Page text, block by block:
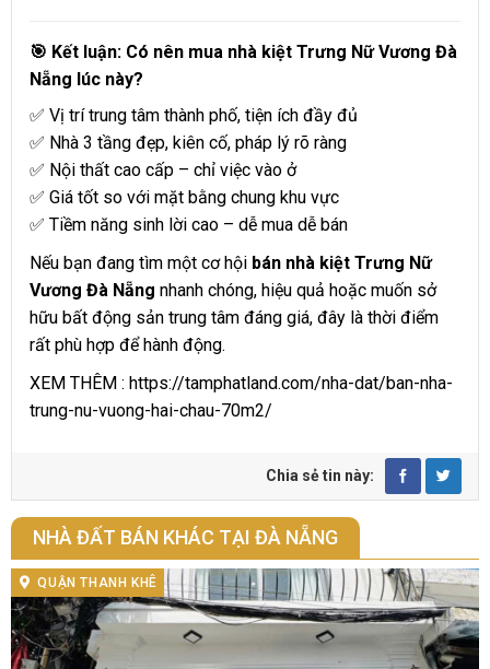
🎯 Kết luận: Có nên mua nhà kiệt Trưng Nữ Vương Đà
Nẵng lúc này?
✅ Vị trí trung tâm thành phố, tiện ích đầy đủ
✅ Nhà 3 tầng đẹp, kiên cố, pháp lý rõ ràng
✅ Nội thất cao cấp – chỉ việc vào ở
✅ Giá tốt so với mặt bằng chung khu vực
✅ Tiềm năng sinh lời cao – dễ mua dễ bán
Nếu bạn đang tìm một cơ hội bán nhà kiệt Trưng Nữ
Vương Đà Nẵng nhanh chóng, hiệu quả hoặc muốn sở
hữu bất động sản trung tâm đáng giá, đây là thời điểm
rất phù hợp để hành động.
XEM THÊM : https://tamphatland.com/nha-dat/ban-nha-
trung-nu-vuong-hai-chau-70m2/
Chia sẻ tin này:
NHÀ ĐẤT BÁN KHÁC TẠI ĐÀ NẴNG
QUẬN THANH KHÊ